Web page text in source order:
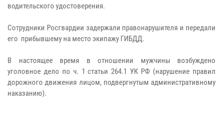
водительского удостоверения.
Сотрудники Росгвардии задержали правонарушителя и передали
его прибывшему на место экипажу ГИБДД.
В настоящее время в отношении мужчины возбуждено
уголовное дело по ч. 1 статьи 264.1 УК РФ (нарушение правил
дорожного движения лицом, подвергнутым административному
наказанию).